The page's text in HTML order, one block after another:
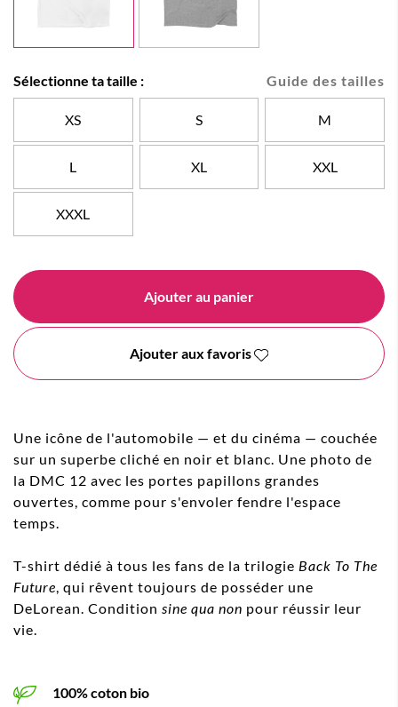
Guide des tailles
Sélectionne ta taille :
XS S M
L XL XXL
XXXL
Ajouter au panier
Ajouter aux favoris
Une icône de l'automobile — et du cinéma — couchée
sur un superbe cliché en noir et blanc. Une photo de
la DMC 12 avec les portes papillons grandes
ouvertes, comme pour s'envoler fendre l'espace
temps.
T-shirt dédié à tous les fans de la trilogie Back To The
Future, qui rêvent toujours de posséder une
DeLorean. Condition sine qua non pour réussir leur
vie.
100% coton bio